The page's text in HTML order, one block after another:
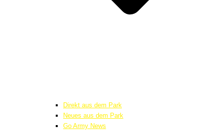
Direkt aus dem Park
Neues aus dem Park
Go Army News